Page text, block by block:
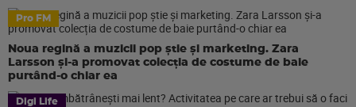
Pro FM
Noua regină a muzicii pop știe și marketing. Zara
Larsson și-a promovat colecția de costume de baie
purtând-o chiar ea
Digi Life